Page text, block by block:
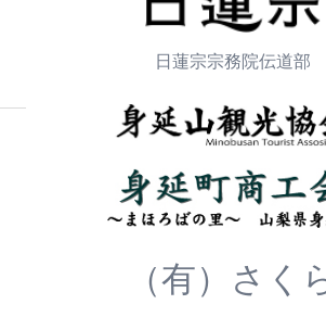
日蓮宗宗務院伝道部
（有）さく